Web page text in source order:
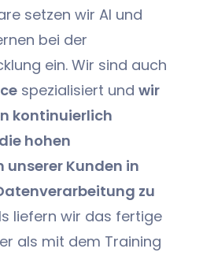
setzen wir AI und
bei der
ein. Wir sind auch
spezialisiert undwir
kontinuierlich
hohen
Kunden in
zu
liefern wir das fertige
als mit dem Training